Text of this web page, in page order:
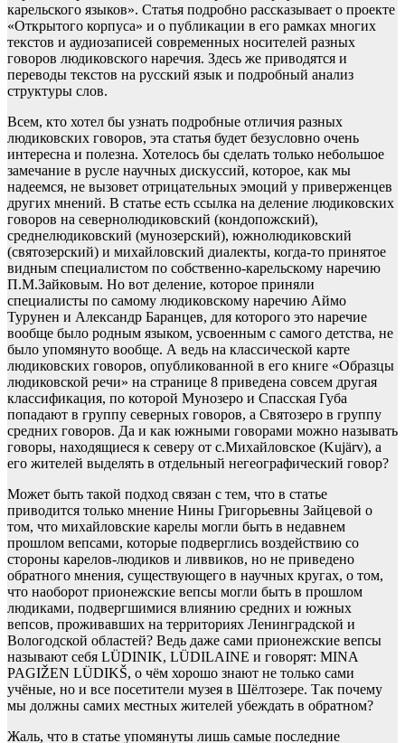
карельского языков». Статья подробно рассказывает о проекте
«Открытого корпуса» и о публикации в его рамках многих
текстов и аудиозаписей современных носителей разных
говоров людиковского наречия. Здесь же приводятся и
переводы текстов на русский язык и подробный анализ
структуры слов.
Всем, кто хотел бы узнать подробные отличия разных
людиковских говоров, эта статья будет безусловно очень
интересна и полезна. Хотелось бы сделать только небольшое
замечание в русле научных дискуссий, которое, как мы
надеемся, не вызовет отрицательных эмоций у приверженцев
других мнений. В статье есть ссылка на деление людиковских
говоров на севернолюдиковский (кондопожский),
среднелюдиковский (мунозерский), южнолюдиковский
(святозерский) и михайловский диалекты, когда-то принятое
видным специалистом по собственно-карельскому наречию
П.М.Зайковым. Но вот деление, которое приняли
специалисты по самому людиковскому наречию Аймо
Турунен и Александр Баранцев, для которого это наречие
вообще было родным языком, усвоенным с самого детства, не
было упомянуто вообще. А ведь на классической карте
людиковских говоров, опубликованной в его книге «Образцы
людиковской речи» на странице 8 приведена совсем другая
классификация, по которой Мунозеро и Спасская Губа
попадают в группу северных говоров, а Святозеро в группу
средних говоров. Да и как южными говорами можно называть
говоры, находящиеся к северу от с.Михайловское (Kujärv), а
его жителей выделять в отдельный негеографический говор?
Может быть такой подход связан с тем, что в статье
приводится только мнение Нины Григорьевны Зайцевой о
том, что михайловские карелы могли быть в недавнем
прошлом вепсами, которые подверглись воздействию со
стороны карелов-людиков и ливвиков, но не приведено
обратного мнения, существующего в научных кругах, о том,
что наоборот прионежские вепсы могли быть в прошлом
людиками, подвергшимися влиянию средних и южных
вепсов, проживавших на территориях Ленинградской и
Вологодской областей? Ведь даже сами прионежские вепсы
называют себя LÜDINIK, LÜDILAINE и говорят: MINA
PAGIŽEN LÜDIKŠ, о чём хорошо знают не только сами
учёные, но и все посетители музея в Шёлтозере. Так почему
мы должны самих местных жителей убеждать в обратном?
Жаль, что в статье упомянуты лишь самые последние